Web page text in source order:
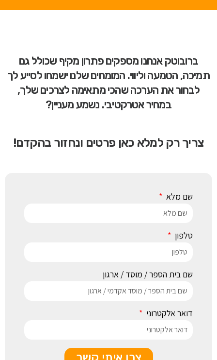
ברובוטק אנחנו מספקים פתרון מקיף שכולל גם
תמיכה, הטמעה וליווי. המומחים שלנו ישמחו לסייע לך
לבחור את הערכה שהכי מתאימה לצרכים שלך,
במחיר אטרקטיבי. נשמע מעניין?
צריך רק למלא כאן פרטים ונחזור בהקדם!
שם מלא
טלפון
שם בית הספר / מוסד / ארגון
דואר אלקטרוני